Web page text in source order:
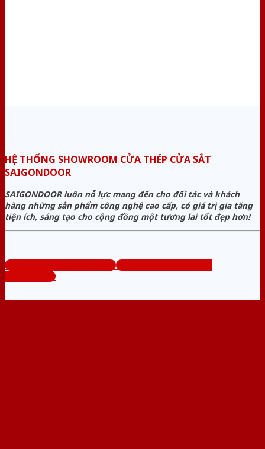
HỆ THỐNG SHOWROOM CỬA THÉP CỬA SẮT
SAIGONDOOR
SAIGONDOOR luôn nỗ lực mang đến cho đối tác và khách
hàng những sản phẩm công nghệ cao cấp, có giá trị gia tăng
tiện ích, sáng tạo cho cộng đồng một tương lai tốt đẹp hơn!
www.cuanhuacomposite.org
Tổng đài tư vấn miễn phí:
0824.400.400